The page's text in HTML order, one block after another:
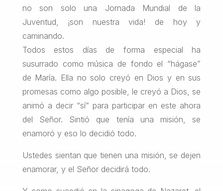
no son solo una Jornada Mundial de la
Juventud, ¡son nuestra vida! de hoy y
caminando.
Todos estos días de forma especial ha
susurrado como música de fondo el “hágase”
de María. Ella no solo creyó en Dios y en sus
promesas como algo posible, le creyó a Dios, se
animó a decir “sí” para participar en este ahora
del Señor. Sintió que tenía una misión, se
enamoró y eso lo decidió todo.
Ustedes sientan que tienen una misión, se dejen
enamorar, y el Señor decidirá todo.